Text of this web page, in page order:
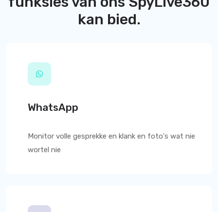
kan bied.
WhatsApp
Monitor volle gesprekke en klank en foto's wat nie
wortel nie